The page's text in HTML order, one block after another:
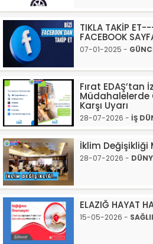
TIKLA TAKİP
FACEBOOK
07-01-2025 -
Fırat EDAŞ’tan
Müdahalelerde
Karşı Uyarı
28-07-2026 - İŞ
İklim Değişikliği
28-07-2026 -
ELAZIĞ HAYAT
15-05-2026 -